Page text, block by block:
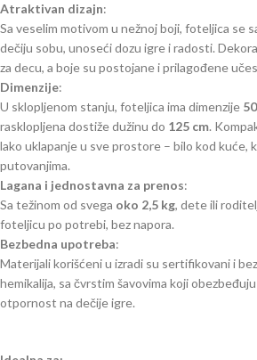
Atraktivan dizajn:
Sa veselim motivom u nežnoj boji, foteljica se
dečiju sobu, unoseći dozu igre i radosti.
za decu, a boje su postojane i prilagođene
Dimenzije:
U sklopljenom stanju, foteljica ima dimenzije
rasklopljena dostiže dužinu do 125 cm.
lako uklapanje u sve prostore – bilo kod kuće,
putovanjima.
Lagana i jednostavna za prenos:
Sa težinom od svega oko 2,5 kg, dete ili
foteljicu po potrebi, bez napora.
Bezbedna upotreba:
Materijali korišćeni u izradi su sertifikovani i
hemikalija, sa čvrstim šavovima koji
otpornost na dečije igre.